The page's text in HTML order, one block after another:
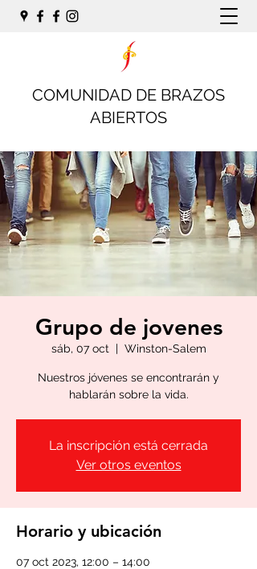
COMUNIDAD DE BRAZOS
ABIERTOS
Grupo de jovenes
sáb, 07 oct
  |
Winston-Salem
Nuestros jóvenes se encontrarán y
hablarán sobre la vida.
La inscripción está cerrada
Ver otros eventos
Horario y ubicación
07 oct 2023, 12:00 – 14:00